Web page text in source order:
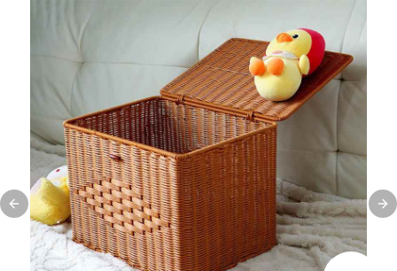
Previous slide